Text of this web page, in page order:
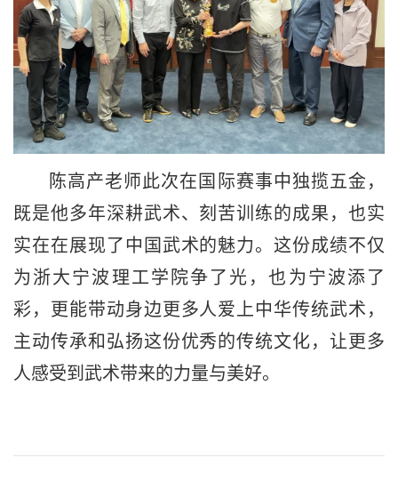
陈高产老师此次在国际赛事中独揽五金，
既是他多年深耕武术、刻苦训练的成果，也实
实在在展现了中国武术的魅力。这份成绩不仅
为浙大宁波理工学院争了光，也为宁波添了
彩，更能带动身边更多人爱上中华传统武术，
主动传承和弘扬这份优秀的传统文化，让更多
人感受到武术带来的力量与美好。